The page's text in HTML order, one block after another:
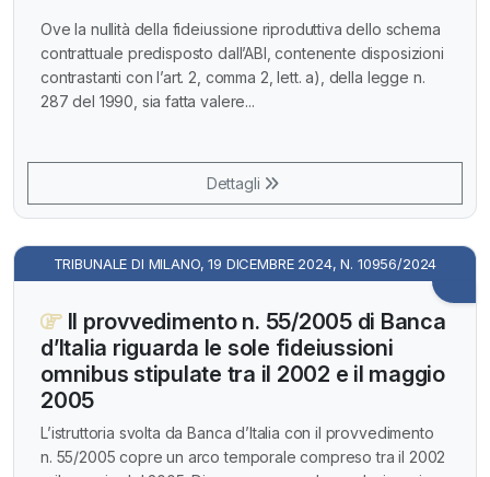
Ove la nullità della fideiussione riproduttiva dello schema
contrattuale predisposto dall’ABI, contenente disposizioni
contrastanti con l’art. 2, comma 2, lett. a), della legge n.
287 del 1990, sia fatta valere...
Dettagli
TRIBUNALE DI MILANO, 19 DICEMBRE 2024, N. 10956/2024
Il provvedimento n. 55/2005 di Banca
d’Italia riguarda le sole fideiussioni
omnibus stipulate tra il 2002 e il maggio
2005
L’istruttoria svolta da Banca d’Italia con il provvedimento
n. 55/2005 copre un arco temporale compreso tra il 2002